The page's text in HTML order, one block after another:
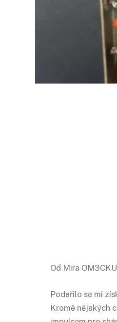
Od Mira
Podařilo se mi
Kromě nějakých